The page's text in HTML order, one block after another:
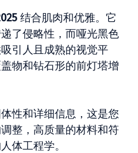
结合肌肉和优雅。它
了侵略性，而哑光黑色
引人且成熟的视觉平
物和钻石形的前灯塔增
性和详细信息，这是您
整，高质量的材料和符
体工程学。